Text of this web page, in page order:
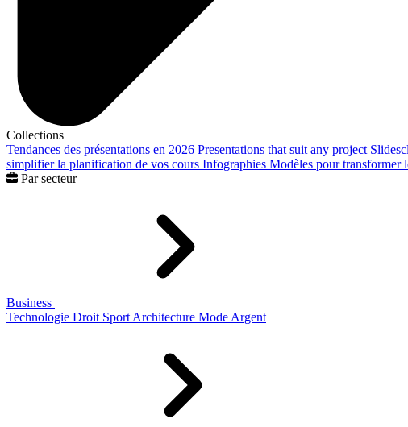
Collections
Tendances des présentations en 2026 Presentations that suit any project
simplifier la planification de vos cours Infographies Modèles pour transformer
Par secteur
Business
Technologie Droit Sport Architecture Mode Argent